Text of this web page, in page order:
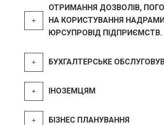
ОТРИМАННЯ ДОЗВОЛІВ,
НА КОРИСТУВАННЯ
ЮРСУПРОВІД ПІДПРИЄМСТВ.
БУХГАЛТЕРСЬКЕ
ІНОЗЕМЦЯМ
БІЗНЕС ПЛАНУВАННЯ